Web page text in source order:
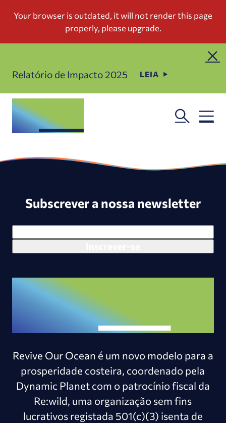
Relatório de Impacto 2025 LEIA
Subscrever a nossa newsletter
Revive Our Ocean é um novo modelo para a
prosperidade costeira, coordenado pela
Dynamic Planet com o patrocínio fiscal da
Re:wild, uma organização sem fins
lucrativos registada 501(c)(3) isenta de